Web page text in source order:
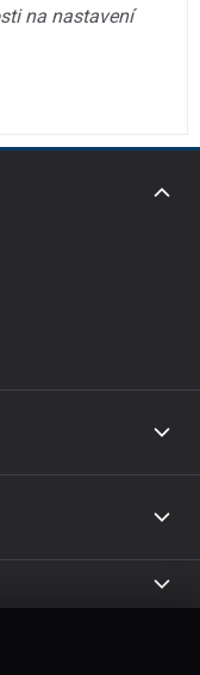
na nastavení